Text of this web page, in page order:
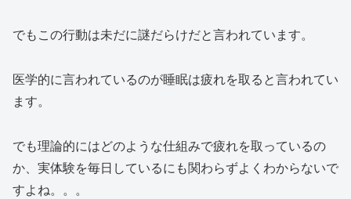
でもこの行動は未だに謎だらけだと言われています。
医学的に言われているのが睡眠は疲れを取ると言われてい
ます。
でも理論的にはどのような仕組みで疲れを取っているの
か、実体験を毎日しているにも関わらずよくわからないで
すよね。。。